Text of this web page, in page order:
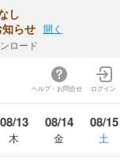
し
らせ
ロード
開く
ヘルプ・お問合せ ログイン
08/13
木
08/14
金
08/15
土